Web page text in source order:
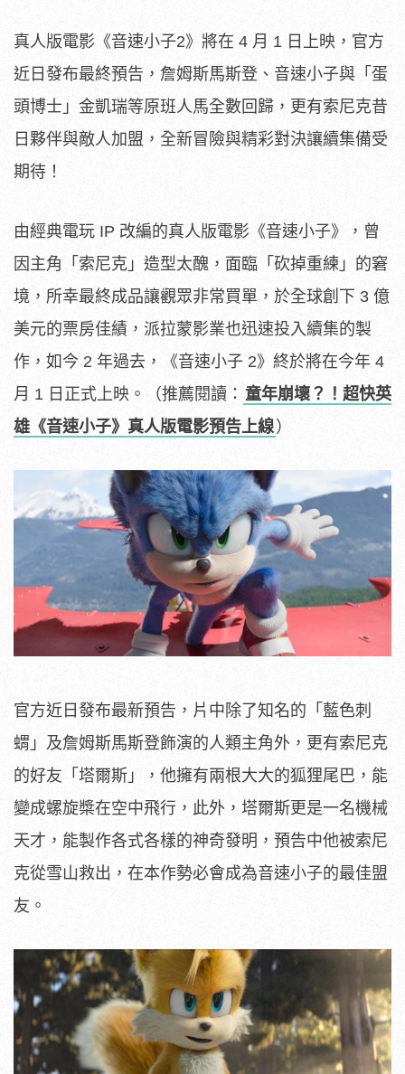
真人版電影《音速小子2》將在 4 月 1 日上映，官方
近日發布最終預告，詹姆斯馬斯登、音速小子與「蛋
頭博士」金凱瑞等原班人馬全數回歸，更有索尼克昔
日夥伴與敵人加盟，全新冒險與精彩對決讓續集備受
期待！
由經典電玩 IP 改編的真人版電影《音速小子》，曾
因主角「索尼克」造型太醜，面臨「砍掉重練」的窘
境，所幸最終成品讓觀眾非常買單，於全球創下 3 億
美元的票房佳績，派拉蒙影業也迅速投入續集的製
作，如今 2 年過去，《音速小子 2》終於將在今年 4
月 1 日正式上映。（推薦閱讀： 童年崩壞？！超快英
雄《音速小子》真人版電影預告上線）
官方近日發布最新預告，片中除了知名的「藍色刺
蝟」及詹姆斯馬斯登飾演的人類主角外，更有索尼克
的好友「塔爾斯」，他擁有兩根大大的狐狸尾巴，能
變成螺旋槳在空中飛行，此外，塔爾斯更是一名機械
天才，能製作各式各樣的神奇發明，預告中他被索尼
克從雪山救出，在本作勢必會成為音速小子的最佳盟
友。